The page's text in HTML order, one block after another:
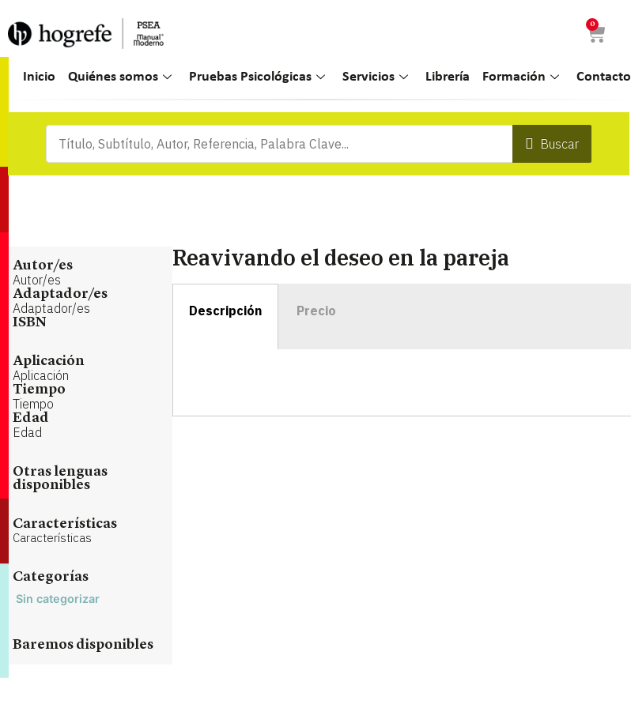
0
Inicio Quiénes somos Pruebas Psicológicas Servicios Librería Formación Contacto
Buscar
Autor/es
Autor/es
Adaptador/es
Adaptador/es
ISBN
Aplicación
Aplicación
Tiempo
Tiempo
Edad
Edad
Otras lenguas
disponibles
Características
Características
Categorías
Sin categorizar
Baremos disponibles
Reavivando el deseo en la pareja
Descripción Precio